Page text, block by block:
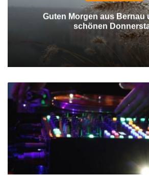
Guten Morgen aus Bernau
schönen